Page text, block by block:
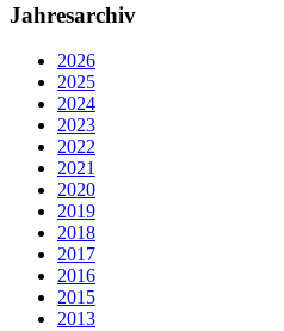
Jahresarchiv
2026
2025
2024
2023
2022
2021
2020
2019
2018
2017
2016
2015
2013